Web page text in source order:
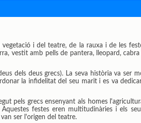
i del teatre, de la rauxa i de les
vestit amb pells de pantera, lleopard,
dels deus grecs). La seva història va ser
la infidelitat del seu marit i es va
pels grecs ensenyant als homes
festes eren multitudinàries i els
ser l'origen del teatre.